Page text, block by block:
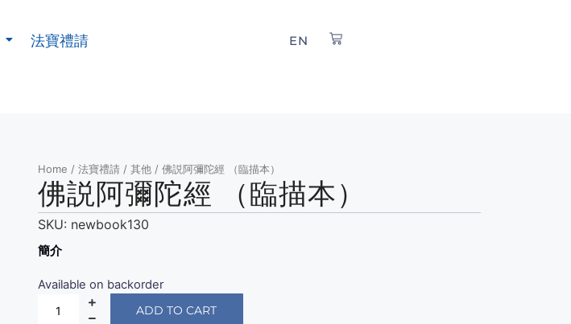
法寶禮請 EN
Home / 法寶禮請 / 其他 / 佛説阿彌陀經 （臨描本）
佛説阿彌陀經 （臨描本）
SKU: newbook130
簡介
Available on backorder
ADD TO CART